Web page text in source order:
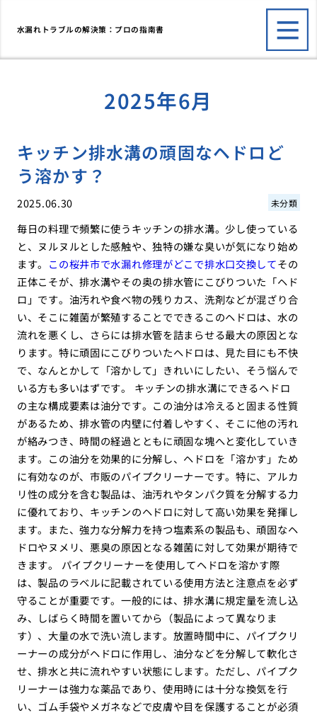
水漏れトラブルの解決策：プロの指南書
2025年6月
キッチン排水溝の頑固なヘドロど
う溶かす？
2025.06.30 未分類
毎日の料理で頻繁に使うキッチンの排水溝。少し使っている
と、ヌルヌルとした感触や、独特の嫌な臭いが気になり始め
ます。 この桜井市で水漏れ修理がどこで排水口交換してその
正体こそが、排水溝やその奥の排水管にこびりついた「ヘド
ロ」です。油汚れや食べ物の残りカス、洗剤などが混ざり合
い、そこに雑菌が繁殖することでできるこのヘドロは、水の
流れを悪くし、さらには排水管を詰まらせる最大の原因とな
ります。特に頑固にこびりついたヘドロは、見た目にも不快
で、なんとかして「溶かして」きれいにしたい、そう悩んで
いる方も多いはずです。 キッチンの排水溝にできるヘドロ
の主な構成要素は油分です。この油分は冷えると固まる性質
があるため、排水管の内壁に付着しやすく、そこに他の汚れ
が絡みつき、時間の経過とともに頑固な塊へと変化していき
ます。この油分を効果的に分解し、ヘドロを「溶かす」ため
に有効なのが、市販のパイプクリーナーです。特に、アルカ
リ性の成分を含む製品は、油汚れやタンパク質を分解する力
に優れており、キッチンのヘドロに対して高い効果を発揮し
ます。また、強力な分解力を持つ塩素系の製品も、頑固なヘ
ドロやヌメリ、悪臭の原因となる雑菌に対して効果が期待で
きます。 パイプクリーナーを使用してヘドロを溶かす際
は、製品のラベルに記載されている使用方法と注意点を必ず
守ることが重要です。一般的には、排水溝に規定量を流し込
み、しばらく時間を置いてから（製品によって異なりま
す）、大量の水で洗い流します。放置時間中に、パイプクリ
ーナーの成分がヘドロに作用し、油分などを分解して軟化さ
せ、排水と共に流れやすい状態にします。ただし、パイプク
リーナーは強力な薬品であり、使用時には十分な換気を行
い、ゴム手袋やメガネなどで皮膚や目を保護することが必須